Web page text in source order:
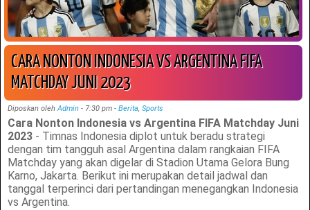
CARA NONTON INDONESIA VS ARGENTINA FIFA
MATCHDAY JUNI 2023
Diposkan olehAdmin - 7:30 pm- Berita,Sports
Cara Nonton Indonesia vs Argentina FIFA Matchday Juni
2023 - Timnas Indonesia diplot untuk beradu strategi
dengan tim tangguh asal Argentina dalam rangkaian FIFA
Matchday yang akan digelar di Stadion Utama Gelora Bung
Karno, Jakarta. Berikut ini merupakan detail jadwal dan
tanggal terperinci dari pertandingan menegangkan Indonesia
vs Argentina.